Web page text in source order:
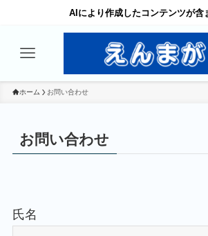
AIにより作成したコンテンツが含
ホーム お問い合わせ
お問い合わせ
氏名